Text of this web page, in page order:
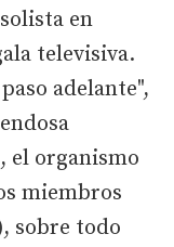
en
televisiva.
adelante",
el organismo
miembros
sobre todo